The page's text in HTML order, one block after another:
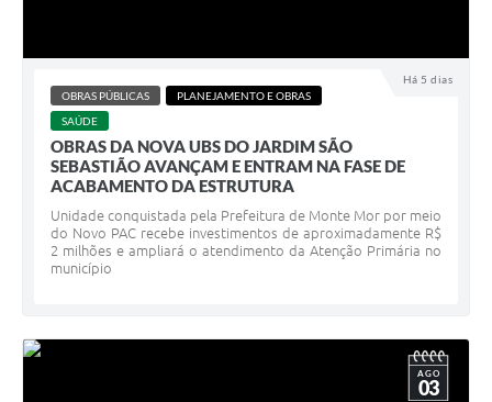
Há 5 dias
OBRAS PÚBLICAS
PLANEJAMENTO E OBRAS
SAÚDE
OBRAS DA NOVA UBS DO JARDIM SÃO
SEBASTIÃO AVANÇAM E ENTRAM NA FASE DE
ACABAMENTO DA ESTRUTURA
Unidade conquistada pela Prefeitura de Monte Mor por meio
do Novo PAC recebe investimentos de aproximadamente R$
2 milhões e ampliará o atendimento da Atenção Primária no
município
AGO
03